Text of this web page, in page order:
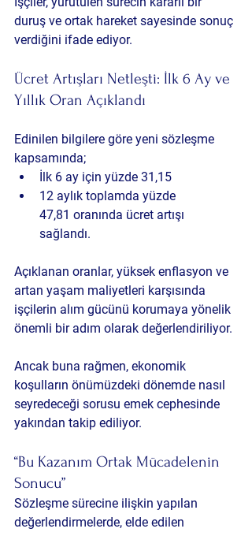
duruş ve ortak hareket sayesinde sonuç
verdiğini ifade ediyor.
Ücret Artışları Netleşti: İlk 6 Ay ve
Yıllık Oran Açıklandı
Edinilen bilgilere göre yeni sözleşme
kapsamında;
İlk 6 ay için yüzde 31,15
12 aylık toplamda yüzde
47,81 oranında ücret artışı
sağlandı.
Açıklanan oranlar, yüksek enflasyon ve
artan yaşam maliyetleri karşısında
işçilerin alım gücünü korumaya yönelik
önemli bir adım olarak değerlendiriliyor.
Ancak buna rağmen, ekonomik
koşulların önümüzdeki dönemde nasıl
seyredeceği sorusu emek cephesinde
yakından takip ediliyor.
“Bu Kazanım Ortak Mücadelenin
Sonucu”
Sözleşme sürecine ilişkin yapılan
değerlendirmelerde, elde edilen